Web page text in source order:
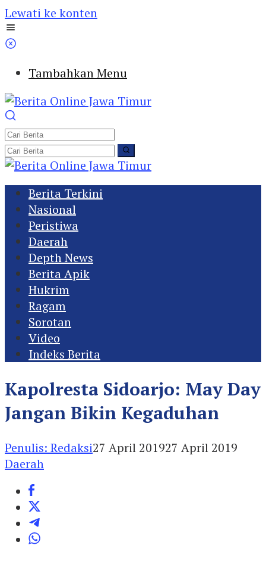
Lewati ke konten
Tambahkan Menu
Berita Terkini
Nasional
Peristiwa
Daerah
Depth News
Berita Apik
Hukrim
Ragam
Sorotan
Video
Indeks Berita
Kapolresta Sidoarjo: May Day
Jangan Bikin Kegaduhan
Penulis: Redaksi27 April 201927 April 2019
Daerah